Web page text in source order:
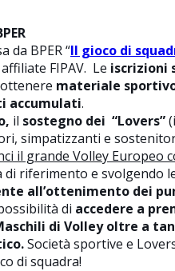
da BPER “Il gioco di
FIPAV. Le iscrizioni
materiale
accumulati.
il sostegno dei “Lovers”
simpatizzanti e
il grande Volley Europeo
riferimento e svolgendo
all’ottenimento dei
di accedere a
di Volley oltre a
Società sportive e
di squadra!